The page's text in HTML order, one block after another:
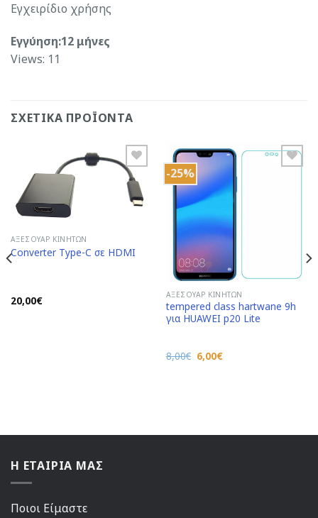
Εγχειρίδιο χρήσης
Εγγύηση:12 μήνες
Views: 11
ΣΧΕΤΙΚΆ ΠΡΟΪΌΝΤΑ
Add to
ΑΞΕΣΟΥΆΡ ΚΙΝΗΤΏΝ
Converter Type-C σε HDMI
20,00€
-25%
ΑΞΕΣΟΥΆΡ ΚΙΝΗΤΏΝ
tempered class hartwane 9h
για HUAWEI p20 Lite
8,00€ Original
price
6,00€Η
τρέχουσα
Η ΕΤΑΙΡΙΑ ΜΑΣ
Ποιοι Είμαστε